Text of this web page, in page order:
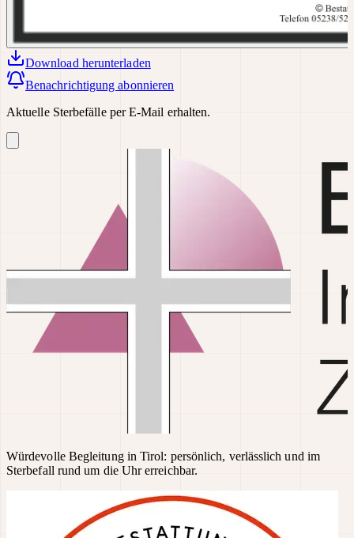
Download herunterladen
Benachrichtigung abonnieren
Aktuelle Sterbefälle per E-Mail erhalten.
Würdevolle Begleitung in Tirol: persönlich, verlässlich und im
Sterbefall rund um die Uhr erreichbar.